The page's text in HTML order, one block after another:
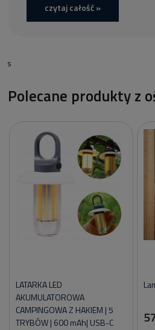
czytaj całość »
s
Polecane produkty z
LATARKA LED
AKUMULATOROWA
CAMPINGOWA Z HAKIEM | 5
TRYBÓW | 600 mAh| USB-C